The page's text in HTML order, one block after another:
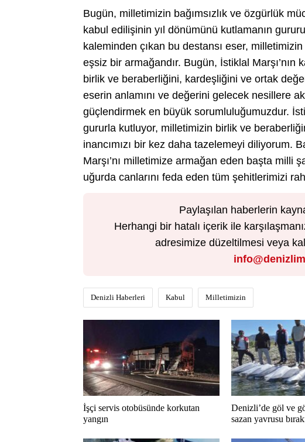
Bugün, milletimizin bağımsızlık ve özgürlük
kabul edilişinin yıl dönümünü kutlamanın
kaleminden çıkan bu destansı eser, milletimizin
eşsiz bir armağandır. Bugün, İstiklal
birlik ve beraberliğini, kardeşliğini ve ortak
eserin anlamını ve değerini gelecek nesillere
güçlendirmek en büyük sorumluluğumuzdur.
gururla kutluyor, milletimizin birlik ve
inancımızı bir kez daha tazelemeyi diliyorum.
Marşı’nı milletimize armağan eden başta milli
uğurda canlarını feda eden tüm şehitlerimizi
Paylaşılan haberlerin
Herhangi bir hatalı içerik ile
adresimize düzeltilmesi veya
Denizli Haberleri Kabul Milletimizin
İşçi servis otobüsünde korkutan
yangın
Denizli’de göl ve
sazan yavrusu